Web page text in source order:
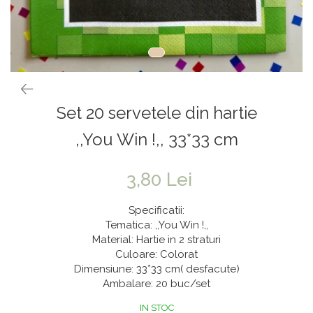
Vaze din sticla
Vase
Vase din ceramica
Mobilier urban
Bumbac
Cala
Scabiosa
Buchete artificiale
Baloane Bobo
Kit-uri Baloane
Rafii, clipsuri,pompe
Accesorii petrecere
Cake toppers
Decoratiuni baloane
Lumanari si accesorii tort
Set 20 servetele din hartie
,,You Win !,, 33*33 cm
3,80 Lei
Specificatii:
Tematica: ,,You Win !,,
Material: Hartie in 2 straturi
Culoare: Colorat
Dimensiune: 33*33 cm( desfacute)
Ambalare: 20 buc/set
IN STOC